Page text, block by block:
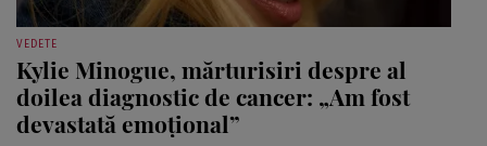
VEDETE
Kylie Minogue, mărturisiri despre al
doilea diagnostic de cancer: „Am fost
devastată emoțional”